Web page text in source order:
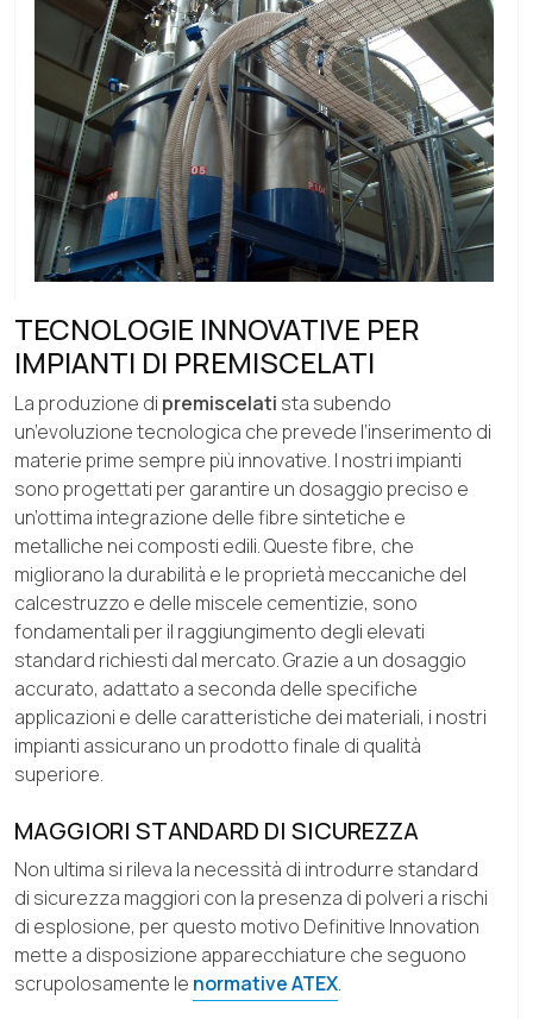
TECNOLOGIE INNOVATIVE PER
IMPIANTI DI PREMISCELATI
La produzione di premiscelati sta subendo
un’evoluzione tecnologica che prevede l’inserimento di
materie prime sempre più innovative. I nostri impianti
sono progettati per garantire un dosaggio preciso e
un’ottima integrazione delle fibre sintetiche e
metalliche nei composti edili. Queste fibre, che
migliorano la durabilità e le proprietà meccaniche del
calcestruzzo e delle miscele cementizie, sono
fondamentali per il raggiungimento degli elevati
standard richiesti dal mercato. Grazie a un dosaggio
accurato, adattato a seconda delle specifiche
applicazioni e delle caratteristiche dei materiali, i nostri
impianti assicurano un prodotto finale di qualità
superiore.
MAGGIORI STANDARD DI SICUREZZA
Non ultima si rileva la necessità di introdurre standard
di sicurezza maggiori con la presenza di polveri a rischi
di esplosione, per questo motivo Definitive Innovation
mette a disposizione apparecchiature che seguono
scrupolosamente le normative ATEX.